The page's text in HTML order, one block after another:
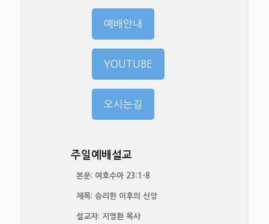
예배안내
YOUTUBE
오시는길
주일예배설교
​ 본문​: 여호수아 23:1-8
​ 제목​: 승리한 이후의 신앙
설교자: 지영환 목사